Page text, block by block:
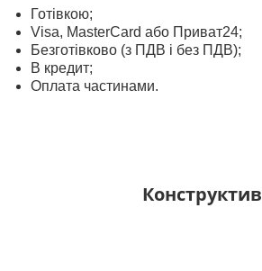
Готівкою;
Visa, MasterСard або Приват24;
Безготівково (з ПДВ і без ПДВ);
В кредит;
Оплата частинами.
Конструктив